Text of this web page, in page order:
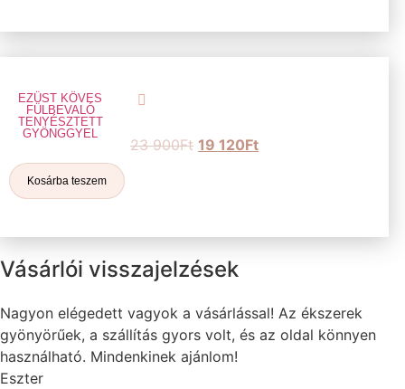
EZÜST KÖVES
FÜLBEVALÓ
TENYÉSZTETT
GYÖNGGYEL
23 900Ft 19 120Ft
Kosárba teszem
Vásárlói visszajelzések
Nagyon elégedett vagyok a vásárlással! Az ékszerek
gyönyörűek, a szállítás gyors volt, és az oldal könnyen
használható. Mindenkinek ajánlom!
Eszter